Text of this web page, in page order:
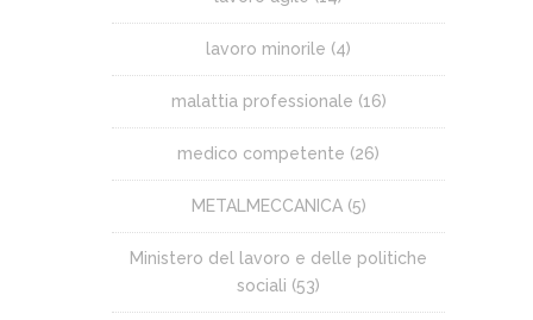
lavoro minorile (4)
malattia professionale (16)
medico competente (26)
METALMECCANICA(5)
Ministero del lavoro e delle politiche
sociali (53)